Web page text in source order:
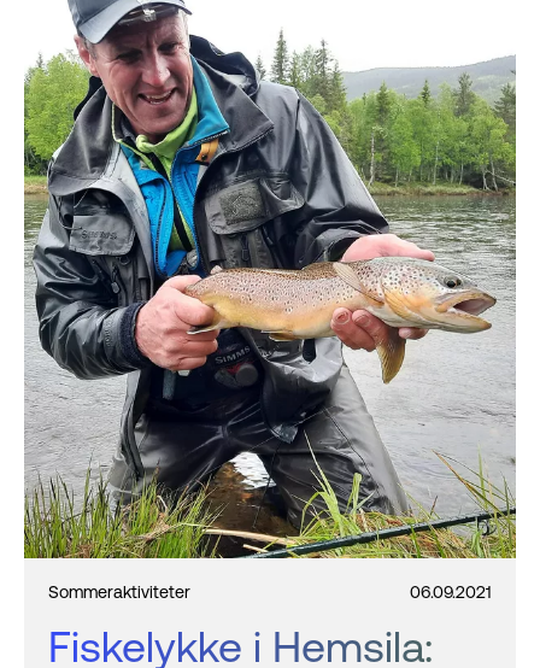
Sommeraktiviteter 06.09.2021
Fiskelykke i Hemsila: